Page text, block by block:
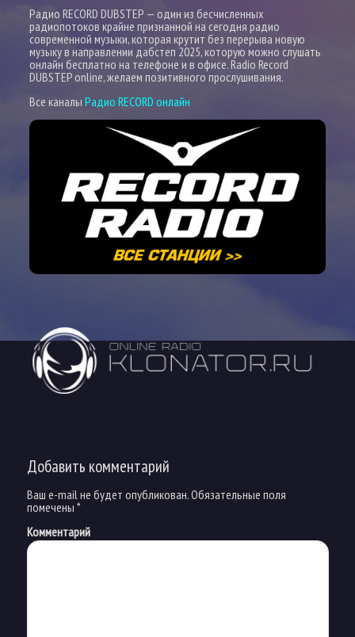
Радио RECORD DUBSTEP — один из бесчисленных
радиопотоков крайне признанной на сегодня радио
современной музыки, которая крутит без перерыва новую
музыку в направлении дабстеп 2025, которую можно слушать
онлайн бесплатно на телефоне и в офисе. Radio Record
DUBSTEP online, желаем позитивного прослушивания.
Все каналыРадио RECORD онлайн
Добавить комментарий
Ваш e-mail не будет опубликован.Обязательные поля
помечены *
Комментарий